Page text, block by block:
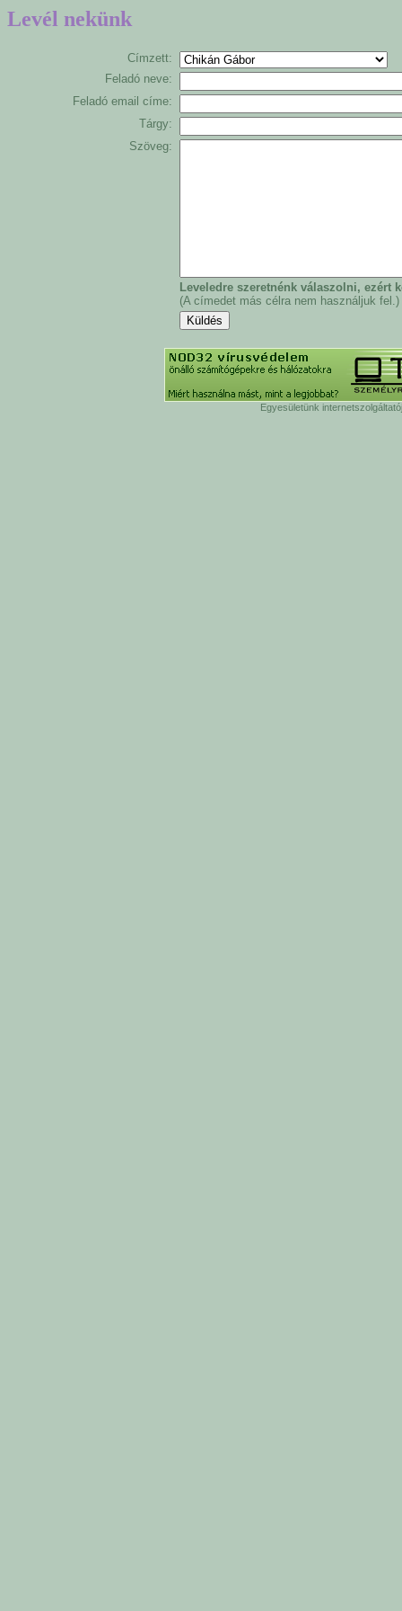
Levél nekünk
Címzett:
Feladó neve:
Feladó email címe:
Tárgy:
Szöveg:
Leveledre szeretnénk válaszolni, ezért
(A címedet más célra nem használjuk fel.)
Egyesületünk